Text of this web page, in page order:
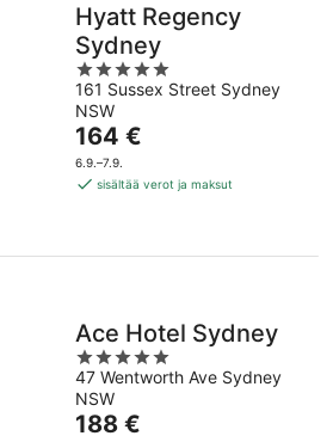
Hyatt Regency
Sydney
5
out
of
5
161 Sussex Street Sydney
NSW
Hinta
on
164 €
164 €
6.9.–7.9.
sisältää verot ja maksut
Ace Hotel Sydney
5
out
of
5
47 Wentworth Ave Sydney
NSW
Hinta
188 €